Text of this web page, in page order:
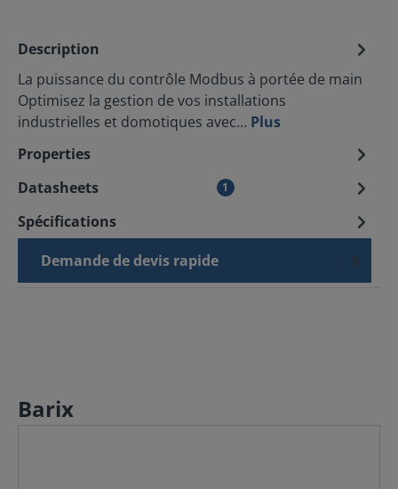
Description
La puissance du contrôle Modbus à portée de main
Optimisez la gestion de vos installations
industrielles et domotiques avec… Plus
Properties
Datasheets
1
Spécifications
Demande de devis rapide
Barix